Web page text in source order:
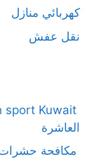
كهربائي منازل
نقل عفش
العاشرة
مكافحة حشرات